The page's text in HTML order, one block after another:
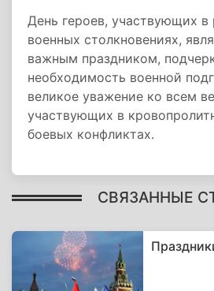
День героев, участвующих в
военных столкновениях,
важным праздником,
необходимость военной
великое уважение ко всем
участвующих в
боевых конфликтах.
СВЯЗАННЫЕ